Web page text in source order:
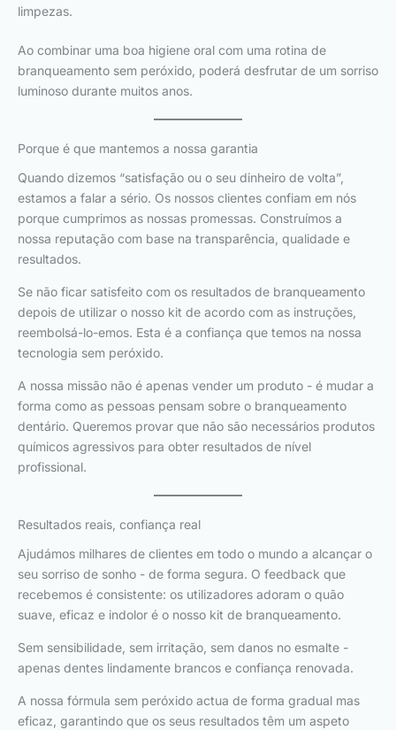
limpezas.
Ao combinar uma boa higiene oral com uma rotina de
branqueamento sem peróxido, poderá desfrutar de um sorriso
luminoso durante muitos anos.
Porque é que mantemos a nossa garantia
Quando dizemos “satisfação ou o seu dinheiro de volta”,
estamos a falar a sério. Os nossos clientes confiam em nós
porque cumprimos as nossas promessas. Construímos a
nossa reputação com base na transparência, qualidade e
resultados.
Se não ficar satisfeito com os resultados de branqueamento
depois de utilizar o nosso kit de acordo com as instruções,
reembolsá-lo-emos. Esta é a confiança que temos na nossa
tecnologia sem peróxido.
A nossa missão não é apenas vender um produto - é mudar a
forma como as pessoas pensam sobre o branqueamento
dentário. Queremos provar que não são necessários produtos
químicos agressivos para obter resultados de nível
profissional.
Resultados reais, confiança real
Ajudámos milhares de clientes em todo o mundo a alcançar o
seu sorriso de sonho - de forma segura. O feedback que
recebemos é consistente: os utilizadores adoram o quão
suave, eficaz e indolor é o nosso kit de branqueamento.
Sem sensibilidade, sem irritação, sem danos no esmalte -
apenas dentes lindamente brancos e confiança renovada.
A nossa fórmula sem peróxido actua de forma gradual mas
eficaz, garantindo que os seus resultados têm um aspeto